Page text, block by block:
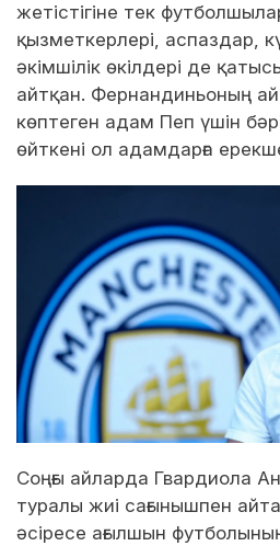
жетістігіне тек
қызметкерлері, аспаздар,
әкімшілік өкілдері де
айтқан. Фернандиньоның
көптеген адам Пеп үшін
өйткені ол адамдарға
Соңғы айларда Гвардиола
туралы жиі сағынышпен
әсіресе ағылшын